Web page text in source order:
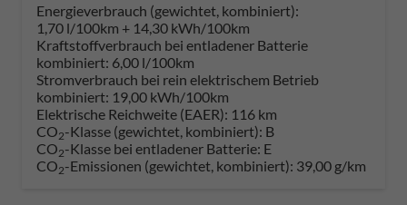
Energieverbrauch (gewichtet, kombiniert):
1,70 l/100km + 14,30 kWh/100km
Kraftstoffverbrauch bei entladener Batterie
kombiniert: 6,00 l/100km
Stromverbrauch bei rein elektrischem Betrieb
kombiniert: 19,00 kWh/100km
Elektrische Reichweite (EAER): 116 km
CO2-Klasse (gewichtet, kombiniert): B
CO2-Klasse bei entladener Batterie: E
CO2-Emissionen (gewichtet, kombiniert): 39,00 g/km